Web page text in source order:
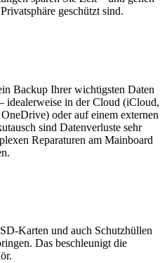
geschützt sind.
Backup Ihrer wichtigsten Daten
idealerweise in der Cloud (iCloud,
oder auf einem externen
sind Datenverluste sehr
Reparaturen am Mainboard
Karten und auch Schutzhüllen
Das beschleunigt die